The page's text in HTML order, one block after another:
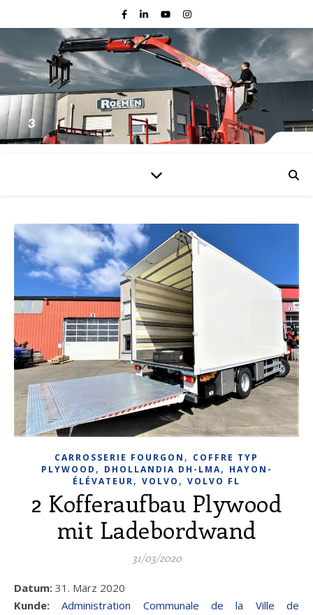
CARROSSERIE FOURGON , COFFRE TYP
PLYWOOD , DHOLLANDIA DH-LMA, HAYON-
ÉLÉVATEUR, VOLVO , VOLVO FL
2 Kofferaufbau Plywood
mit Ladebordwand
31/03/2020
Datum: 31. März 2020
Kunde:Administration Communale de la Ville de